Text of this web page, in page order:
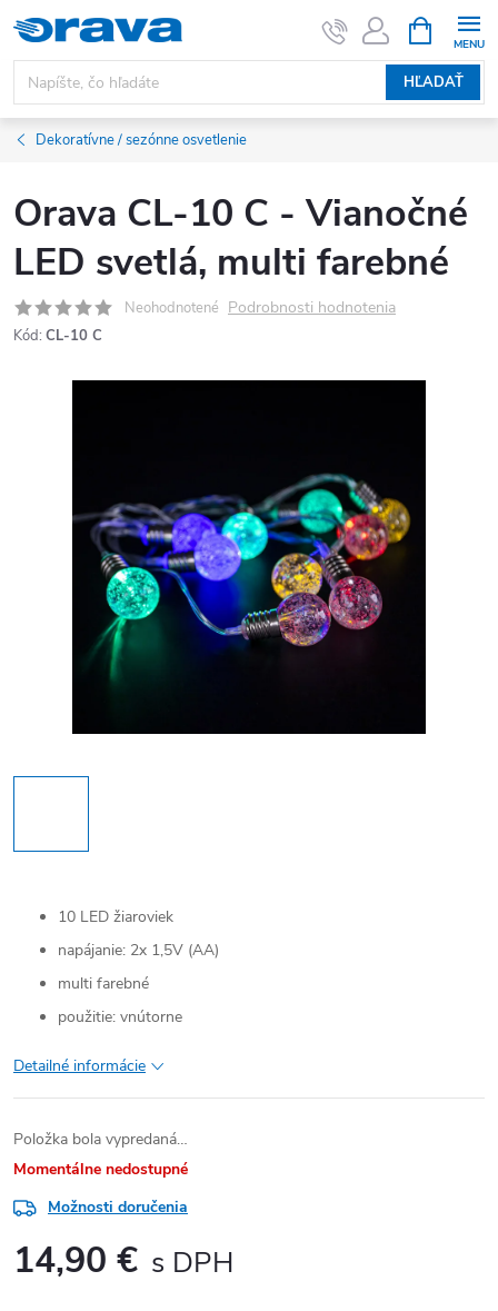
Prejsť na obsah
HĽADAŤ
Dekoratívne / sezónne osvetlenie
Orava CL-10 C - Vianočné
LED svetlá, multi farebné
Neohodnotené Podrobnosti hodnotenia
Kód: CL-10 C
10 LED žiaroviek
napájanie: 2x 1,5V (AA)
multi farebné
použitie: vnútorne
Detailné informácie
Položka bola vypredaná…
Momentálne nedostupné
Možnosti doručenia
14,90 €